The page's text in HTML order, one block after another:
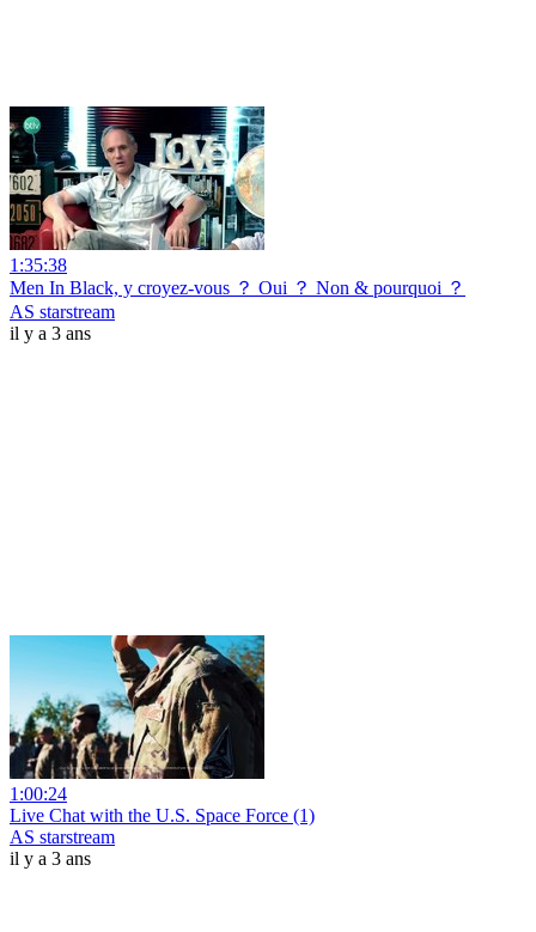
1:35:38
Men In Black, y croyez-vous ？ Oui ？ Non & pourquoi ？
AS starstream
il y a 3 ans
1:00:24
Live Chat with the U.S. Space Force (1)
AS starstream
il y a 3 ans